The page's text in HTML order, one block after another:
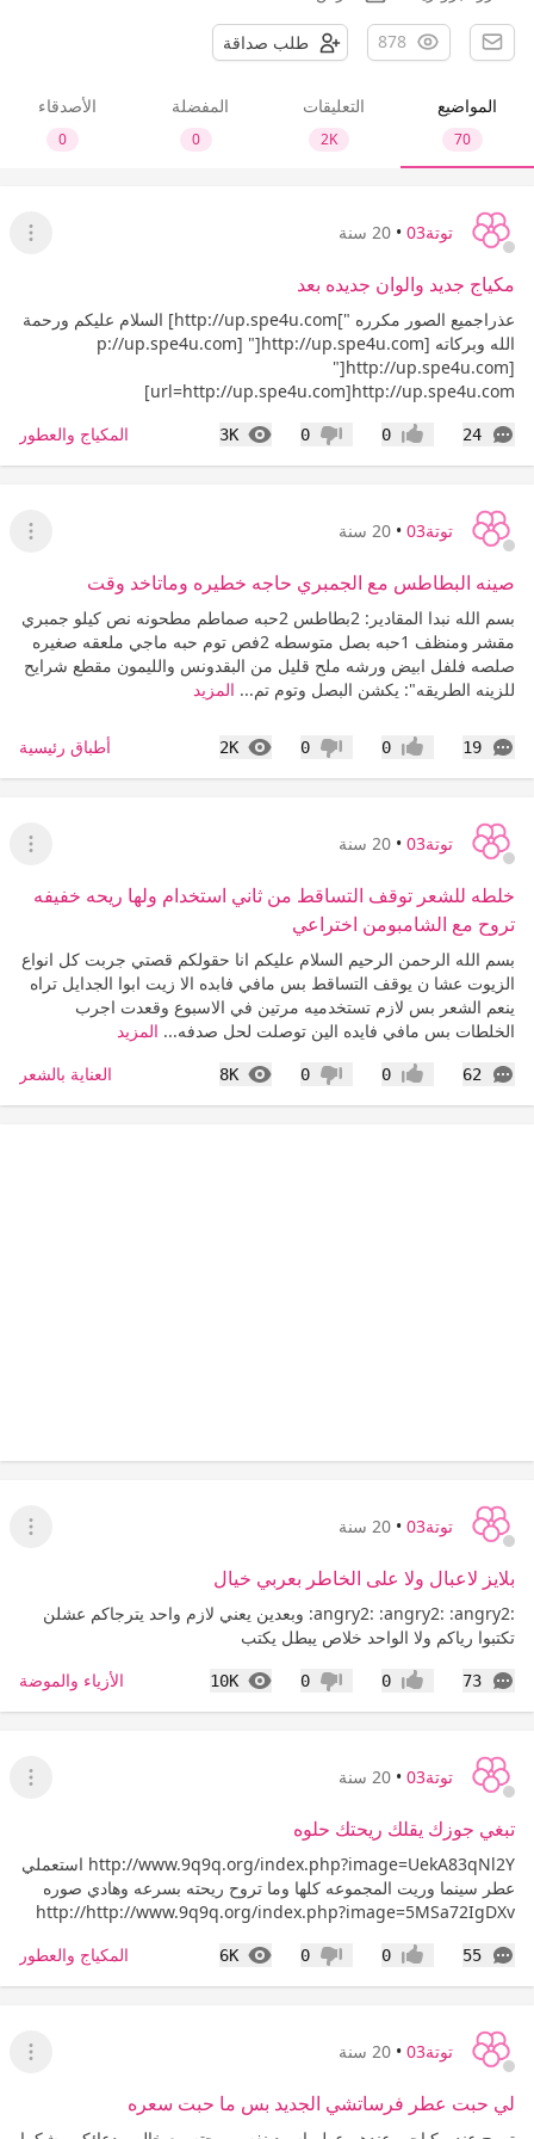
878 طلب صداقة
المواضيع
70
التعليقات
2K
المفضلة
0
الأصدقاء
0
توتة03 • 20 سنة
عرض
مكياج جديد والوان جديده بعد
عذراجميع الصور مكرره "]http://up.spe4u.com] السلام عليكم ورحمة
الله وبركاته p://up.spe4u.com] "]http://up.spe4u.com]
"]http://up.spe4u.com]
url=http://up.spe4u.com]http://up.spe4u.com]
24
التعليقات إعجاب0 عدم إعجاب
0
3K
المشاهدات المكياج والعطور
توتة03 • 20 سنة
عرض
صينه البطاطس مع الجمبري حاجه خطيره وماتاخد وقت
بسم الله نبدا المقادير: 2بطاطس 2حبه صماطم مطحونه نص كيلو جمبري
مقشر ومنظف 1حبه بصل متوسطه 2فص توم حبه ماجي ملعقه صغيره
صلصه فلفل ابيض ورشه ملح قليل من البقدونس والليمون مقطع شرايح
للزينه الطريقه": يكشن البصل وتوم تم... المزيد
19
التعليقات إعجاب0 عدم إعجاب
0
2K
المشاهدات أطباق رئيسية
توتة03 • 20 سنة
عرض
خلطه للشعر توقف التساقط من ثاني استخدام ولها ريحه خفيفه
تروح مع الشامبومن اختراعي
بسم الله الرحمن الرحيم السلام عليكم انا حقولكم قصتي جربت كل انواع
الزيوت عشا ن يوقف التساقط بس مافي فابده الا زيت ابوا الجدايل تراه
ينعم الشعر بس لازم تستخدميه مرتين في الاسبوع وقعدت اجرب
الخلطات بس مافي فايده الين توصلت لحل صدفه... المزيد
62
التعليقات إعجاب0 عدم إعجاب
0
8K
المشاهدات العناية بالشعر
توتة03 • 20 سنة
عرض
بلايز لاعبال ولا على الخاطر بعربي خيال
:angry2: :angry2: :angry2: وبعدين يعني لازم واحد يترجاكم عشلن
تكتبوا رياكم ولا الواحد خلاص يبطل يكتب
73
التعليقات إعجاب0 عدم إعجاب
0
10K
المشاهدات الأزياء والموضة
توتة03 • 20 سنة
عرض
تبغي جوزك يقلك ريحتك حلوه
http://www.9q9q.org/index.php?image=UekA83qNl2Y استعملي
عطر سينما وريت المجموعه كلها وما تروح ريحته بسرعه وهادي صوره
http://http://www.9q9q.org/index.php?image=5MSa72IgDXv
55
التعليقات إعجاب0 عدم إعجاب
0
6K
المشاهدات المكياج والعطور
توتة03 • 20 سنة
عرض
لي حبت عطر فرساتشي الجديد بس ما حبت سعره